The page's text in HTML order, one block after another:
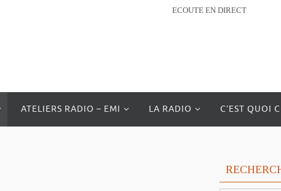
ECOUTE EN DIRECT
ATELIERS RADIO – EMI LA RADIO C’EST QUOI